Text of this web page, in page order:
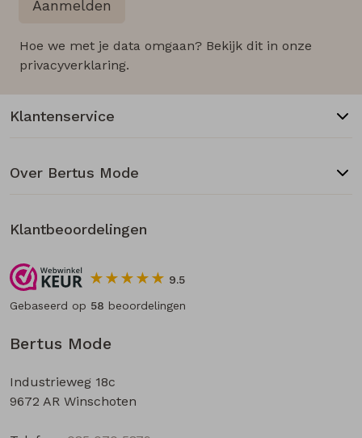
Aanmelden
Hoe we met je data omgaan? Bekijk dit in onze
privacyverklaring.
Bertus Mode
Industrieweg 18c
9672 AR Winschoten
Klantenservice
Over Bertus Mode
Klantbeoordelingen
9.5
Gebaseerd op 58 beoordelingen